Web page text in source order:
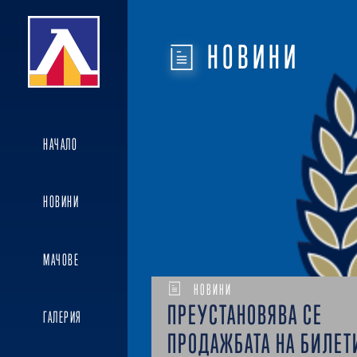
НАЧАЛО
НОВИНИ
МАЧОВЕ
ГАЛЕРИЯ
НОВИНИ
НОВИНИ
ПРЕУСТАНОВЯВА СЕ
ПРОДАЖБАТА НА